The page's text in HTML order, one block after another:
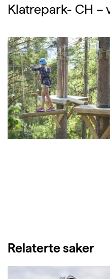
Klatrepark- CH –
Relaterte saker